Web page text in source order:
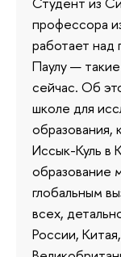
профессора
работает над
Паулу —
сейчас. Об
школе для
образования,
Иссык-Куль в
образование
глобальным
всех,
России,